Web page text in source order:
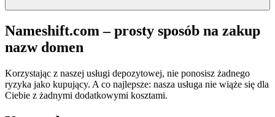
Nameshift.com – prosty sposób na zakup
nazw domen
Korzystając z naszej usługi depozytowej, nie ponosisz żadnego
ryzyka jako kupujący. A co najlepsze: nasza usługa nie wiąże się dla
Ciebie z żadnymi dodatkowymi kosztami.